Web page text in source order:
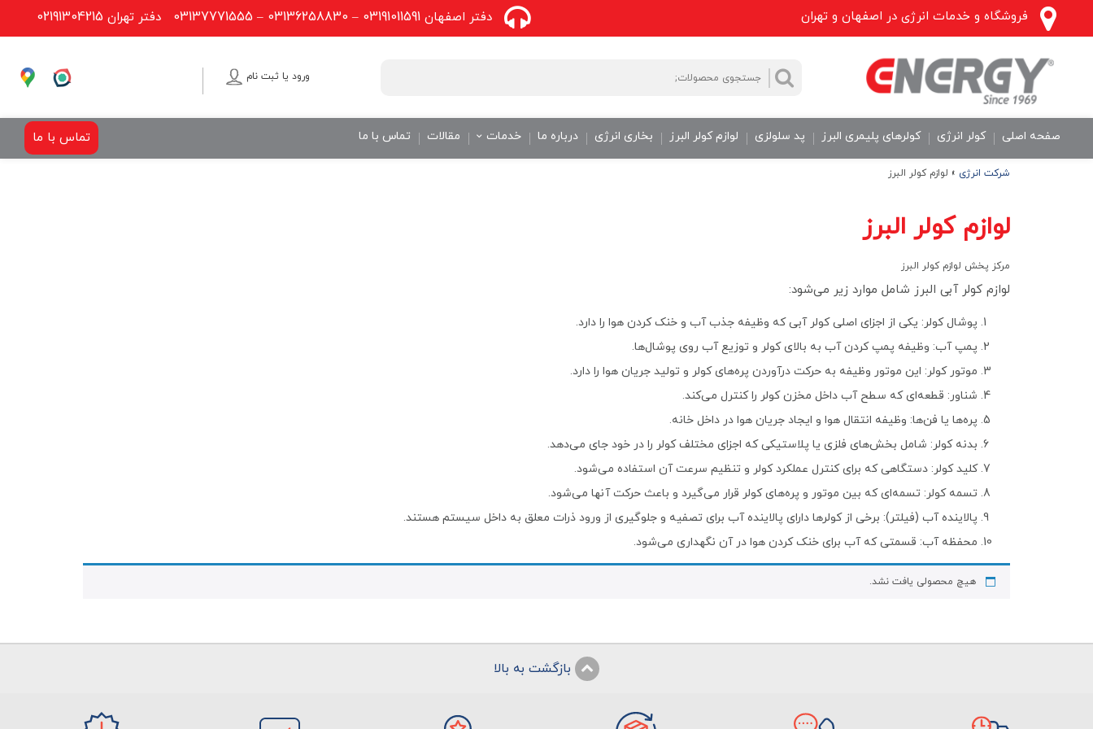
فروشگاه و خدمات انرژی در اصفهان و تهران دفتر تهران 02191304215 دفتر اصفهان 03191011591
–
03136258830
–
03137771555
برای:
جستجو ورود یا ثبت نام
صفحه اصلی کولر انرژی کولرهای پلیمری البرز پد سلولزی لوازم کولر البرز بخاری انرژی درباره ما خدمات مقالات تماس با ما تماس با ما
شرکت انرژی » لوازم کولر البرز
لوازم کولر البرز
مرکز پخش لوازم کولر البرز
لوازم کولر آبی البرز شامل موارد زیر می‌شود:
پوشال کولر: یکی از اجزای اصلی کولر آبی که وظیفه جذب آب و خنک کردن هوا را دارد.
پمپ آب: وظیفه پمپ کردن آب به بالای کولر و توزیع آب روی پوشال‌ها.
موتور کولر: این موتور وظیفه به حرکت درآوردن پره‌های کولر و تولید جریان هوا را دارد.
شناور: قطعه‌ای که سطح آب داخل مخزن کولر را کنترل می‌کند.
پره‌ها یا فن‌ها: وظیفه انتقال هوا و ایجاد جریان هوا در داخل خانه.
بدنه کولر: شامل بخش‌های فلزی یا پلاستیکی که اجزای مختلف کولر را در خود جای می‌دهد.
کلید کولر: دستگاهی که برای کنترل عملکرد کولر و تنظیم سرعت آن استفاده می‌شود.
تسمه کولر: تسمه‌ای که بین موتور و پره‌های کولر قرار می‌گیرد و باعث حرکت آنها می‌شود.
پالاینده آب (فیلتر): برخی از کولرها دارای پالاینده آب برای تصفیه و جلوگیری از ورود ذرات معلق به داخل سیستم هستند.
محفظه آب: قسمتی که آب برای خنک کردن هوا در آن نگهداری می‌شود.
هیچ محصولی یافت نشد.
بازگشت به بالا